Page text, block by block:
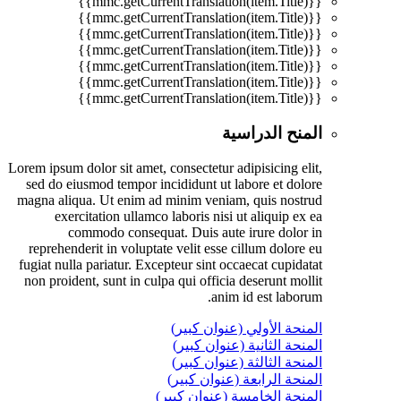
{{mmc.getCurrentTranslation(item.Title)}}
{{mmc.getCurrentTranslation(item.Title)}}
{{mmc.getCurrentTranslation(item.Title)}}
{{mmc.getCurrentTranslation(item.Title)}}
{{mmc.getCurrentTranslation(item.Title)}}
{{mmc.getCurrentTranslation(item.Title)}}
المنح الدراسية
Lorem ipsum dolor sit amet, consectetur adipisicing elit,
sed do eiusmod tempor incididunt ut labore et dolore
magna aliqua. Ut enim ad minim veniam, quis nostrud
exercitation ullamco laboris nisi ut aliquip ex ea
commodo consequat. Duis aute irure dolor in
reprehenderit in voluptate velit esse cillum dolore eu
fugiat nulla pariatur. Excepteur sint occaecat cupidatat
non proident, sunt in culpa qui officia deserunt mollit
anim id est laborum.
المنحة الأولي (عنوان كبير)
المنحة الثانية (عنوان كبير)
المنحة الثالثة (عنوان كبير)
المنحة الرابعة (عنوان كبير)
المنحة الخامسة (عنوان كبير)